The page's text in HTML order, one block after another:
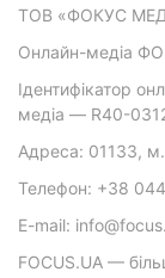
ТОВ «ФОКУС
Онлайн-медіа
Ідентифікатор
медіа — R40-
Адреса: 01133, м.
Телефон: +38
E-mail:
FOCUS.UA —